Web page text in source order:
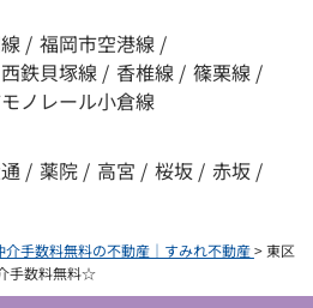
/ 福岡市空港線 /
西鉄貝塚線 / 香椎線 / 篠栗線 /
ノレール小倉線
/ 薬院 / 高宮 / 桜坂 / 赤坂 /
介手数料無料の不動産｜すみれ不動産>東区
手数料無料☆